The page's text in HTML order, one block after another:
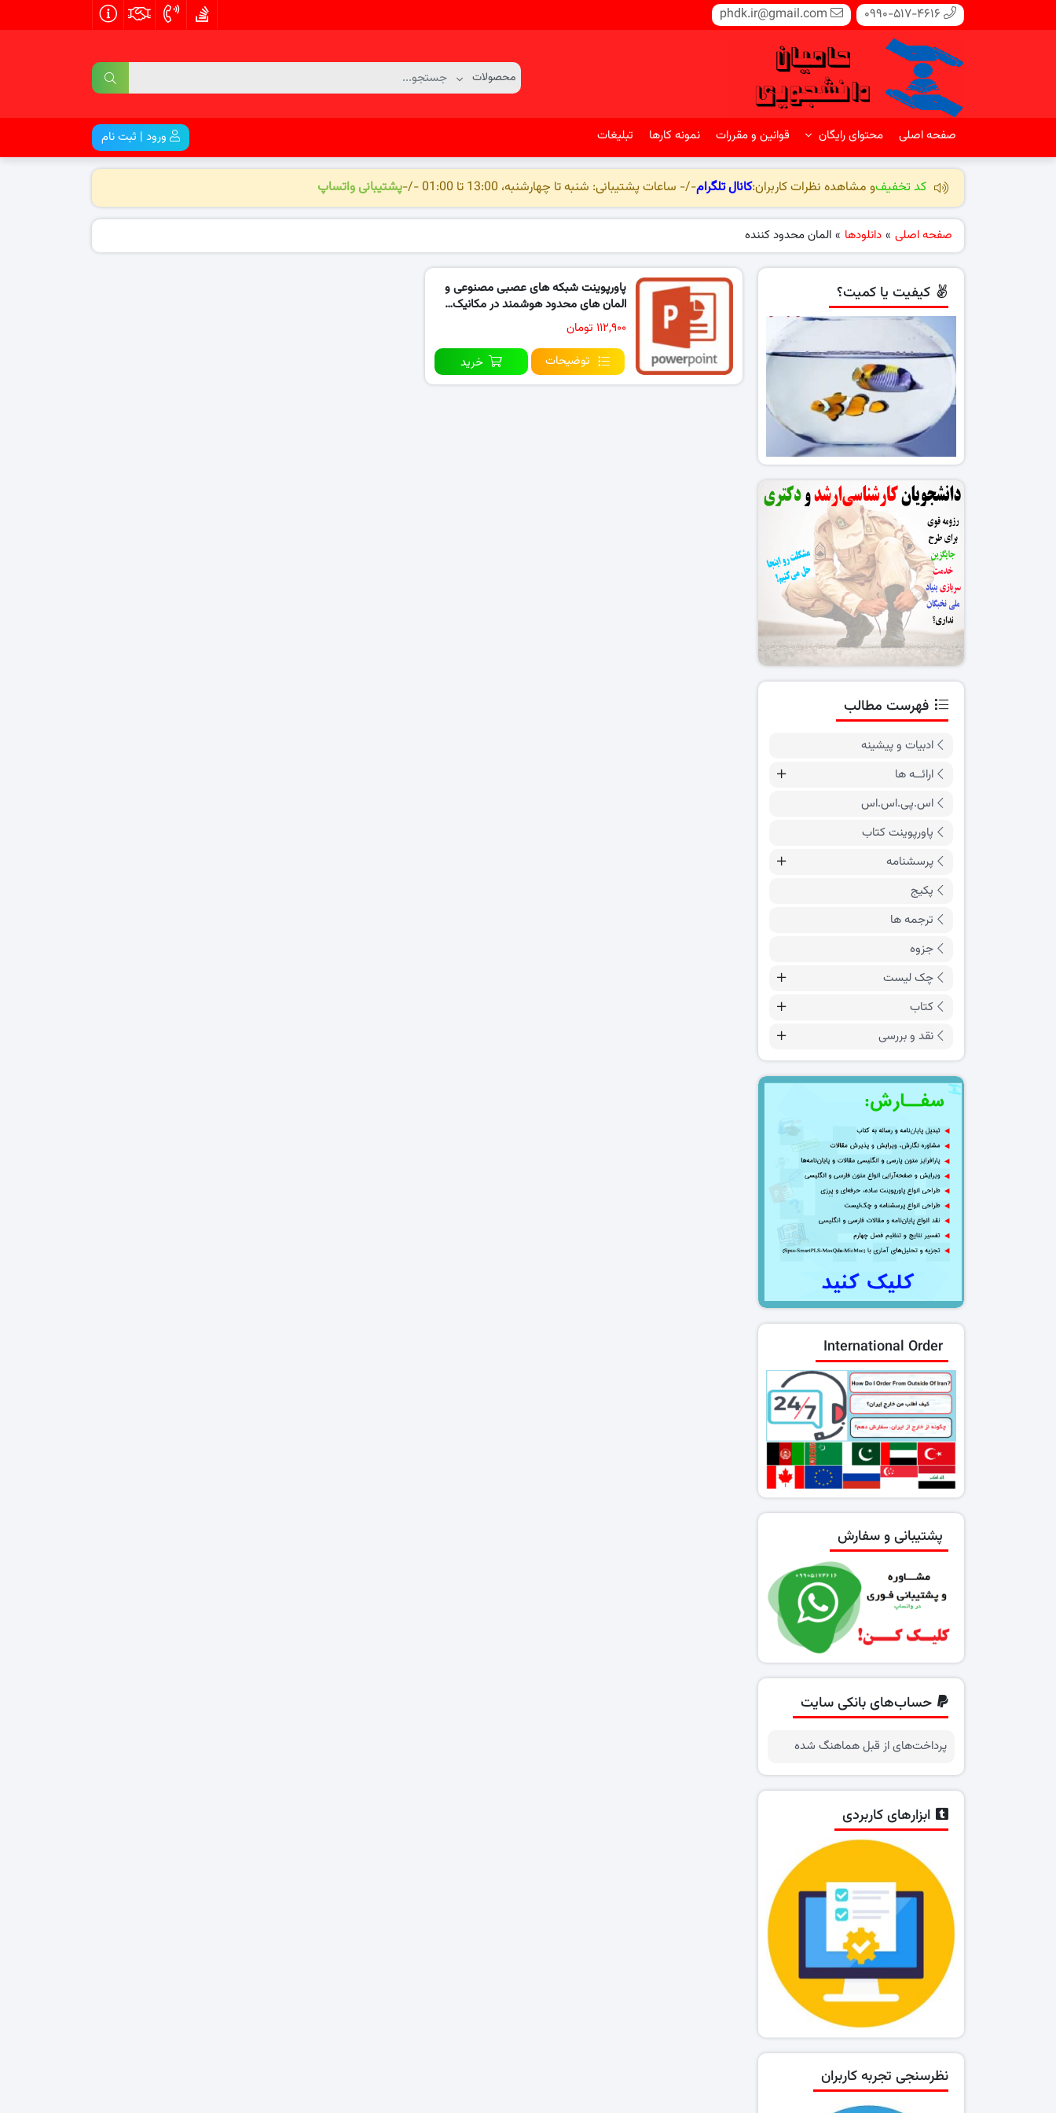
0990-517-4616
phdk.ir@gmail.com
صفحه اصلی محتوای رایگان قوانین و مقررات نمونه کارها تبلیغات ورود | ثبت نام
کد تخفیفو مشاهده نظرات کاربران:کانال تلگرام-/- ساعات پشتیبانی: شنبه تا چهارشنبه، 13:00 تا 01:00 -/- پشتیبانی واتساپ
صفحه اصلی » دانلودها » المان محدود کننده
پاورپوینت شبکه های عصبی مصنوعی و
المان های محدود هوشمند در مکانیک…
۱۱۲,۹۰۰ تومان
توضیحات
خرید
کیفیت یا کمیت؟
فهرست مطالب
ادبیات و پیشینه
ارائــه ها
اس.پی.اس.اس
پاورپوینت کتاب
پرسشنامه
پکیج
ترجمه ها
جزوه
چک لیست
کتاب
نقد و بررسی
International Order
پشتیبانی و سفارش
حساب‌های بانکی سایت
پرداخت‌های از قبل هماهنگ شده
ابزارهای کاربردی
نظرسنجی تجربه کاربران